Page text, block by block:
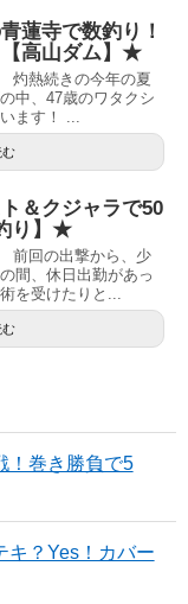
蓮寺で数釣り！
【高山ダム】★
灼熱続きの今年の夏
中、47歳のワタクシ
ます！ ...
＆クジャラで50
り】★
前回の出撃から、少
間、休日出勤があっ
を受けたりと...
！巻き勝負で5
？Yes！カバー